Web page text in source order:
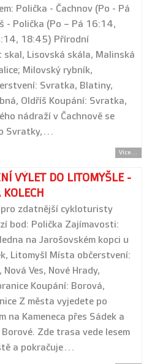
Polička - Čachnov (Po - Pá
- Polička (Po – Pá 16:14,
18:45) Přírodní
Lisovská skála, Malinská
Milovský rybník,
Svratka, Blatiny,
Oldříš Koupání: Svratka,
nádraží v Čachnově se
Svratky,…
Více...
VÝLET DO LITOMYŠLE -
zdatnější cykloturisty
bod: Polička Zajímavosti:
na Jarošovském kopci u
Litomyšl Místa občerstvení:
Ves, Nové Hrady,
Koupání: Borová,
Z města vyjedete po
na Kameneca přes Sádek a
Zde trasa vede lesem
a pokračuje…